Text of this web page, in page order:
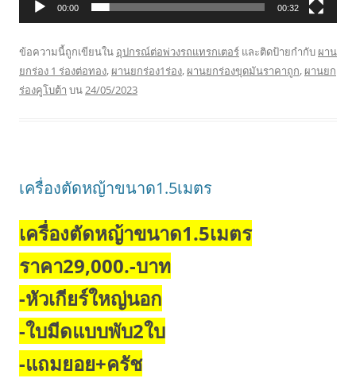
00:00 00:32
ข้อความนี้ถูกเขียนใน อุปกรณ์ต่อพ่วงรถแทรกเตอร์ และติดป้ายกำกับ ผาน
ยกร่อง 1 ร่องต่อทอง, ผานยกร่อง1ร่อง, ผานยกร่องขุดมันราคาถูก, ผานยก
ร่องคูโบต้า บน24/05/2023
เครื่องตัดหญ้าขนาด1.5เมตร
เครื่องตัดหญ้าขนาด1.5เมตร
ราคา29,000.-บาท
-หัวเกียร์ใหญ่นอก
-ใบมีดแบบพับ2ใบ
-แถมยอย+ครัช